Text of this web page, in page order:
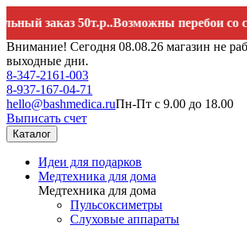
50т.р..Возможны перебои со
Внимание! Сегодня 08.08.26 магазин не
выходные дни.
8-347-2161-003
8-937-167-04-71
hello@bashmedica.ruПн-Пт с 9.00 до 18.00
Выписать счет
Каталог
Идеи для подарков
Медтехника для дома
Медтехника для дома
Пульсоксиметры
Слуховые аппараты